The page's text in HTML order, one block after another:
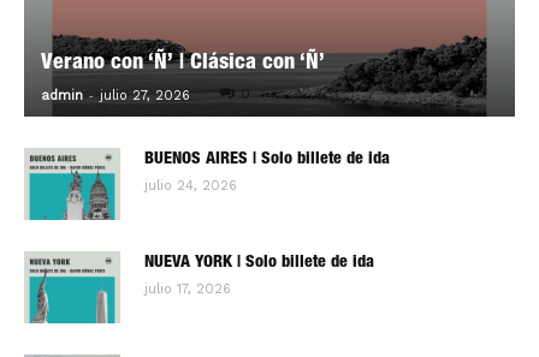
Verano con ‘Ñ’ | Clásica con ‘Ñ’
admin - julio 27, 2026 0
BUENOS AIRES | Solo billete de ida
julio 24, 2026
NUEVA YORK | Solo billete de ida
julio 17, 2026